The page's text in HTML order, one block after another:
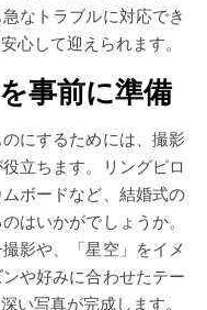
なトラブルに対応でき
心して迎えられます。
事前に準備
にするためには、撮影
立ちます。リングピロ
ボードなど、結婚式の
はいかがでしょうか。
影や、「星空」をイメ
や好みに合わせたテー
い写真が完成します。